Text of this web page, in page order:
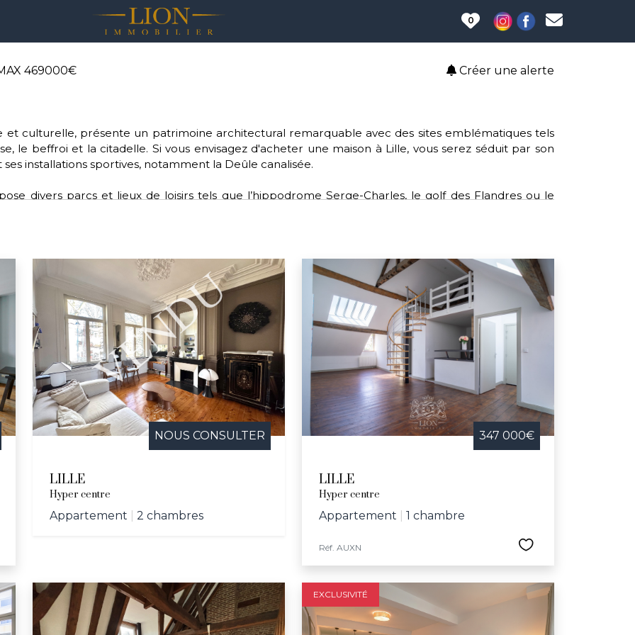
0
Créer une alerte
469000€
et culturelle, présente un patrimoine architectural remarquable avec des sites emblématiques tels
le beffroi et la citadelle. Si vous envisagez d'acheter une maison à Lille, vous serez séduit par son
installations sportives, notamment la Deûle canalisée.
divers parcs et lieux de loisirs tels que l’hippodrome Serge-Charles, le golf des Flandres ou le
actions environnementales, de santé, d'éducation et de culture, Lille soutient des causes telles que
bonnet rose” pour les femmes atteintes d'un cancer du sein et l'opération de broyage mobile pour
verts.
la ville propose tout au long de l'année des animations telles que la Braderie de Lille, la nuit des
pour l’école Vanoverschelde et la semaine bleue dédiée aux aînés. Avec son riche réseau
et sportives, comprenant le Palais des Beaux-Arts, le Grand Palais, le conservatoire
Jeannine-Manuel, Lille offre un cadre idéal pour ceux cherchant une maison à vendre dans une ville
NOUS CONSULTER
LILLE
Hyper centre
Appartement 2 chambres
347 000€
LILLE
Hyper centre
Appartement 1 chambre
Réf. AUXN
EXCLUSIVITÉ